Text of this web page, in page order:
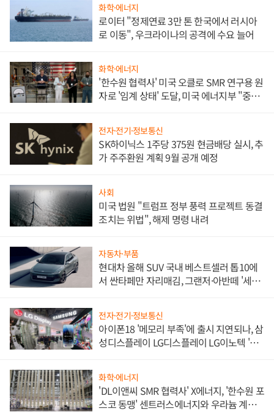
화학·에너지
로이터 "정제연료 3만 톤 한국에서 러시아
로 이동", 우크라이나의 공격에 수요 늘어
화학·에너지
'한수원 협력사' 미국 오클로 SMR 연구용 원
자로 '임계 상태' 도달, 미국 에너지부 "중요
전자·전기·정보통신
SK하이닉스 1주당 375원 현금배당 실시, 추
가 주주환원 계획 9월 공개 예정
사회
미국 법원 "트럼프 정부 풍력 프로젝트 동결
조치는 위법", 해제 명령 내려
자동차·부품
현대차 올해 SUV 국내 베스트셀러 톱10에
서 싼타페만 자리매김, 그랜저·아반떼 '세단
전자·전기·정보통신
아이폰18 '메모리 부족'에 출시 지연되나, 삼
성디스플레이 LG디스플레이 LG이노텍 '탈
화학·에너지
'DL이앤씨 SMR 협력사' X에너지, '한수원 포
스코 동맹' 센트러스에너지와 우라늄 계약